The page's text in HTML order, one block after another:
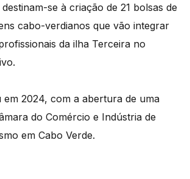
se à criação de 21 bolsas de
cabo-verdianos que vão integrar
da ilha Terceira no
em 2024, com a abertura de uma
do Comércio e Indústria de
em Cabo Verde.